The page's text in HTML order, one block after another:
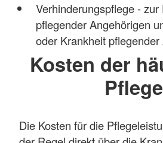
Verhinderungspflege - zur
pflegender Angehörigen
oder Krankheit
Kosten der
Pflege
Die Kosten für die